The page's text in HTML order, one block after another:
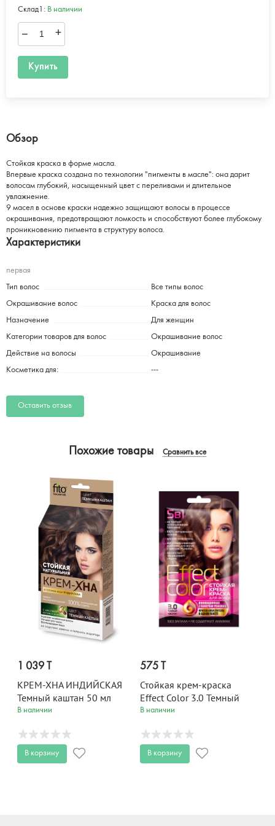
Склад1: В наличии
– +
Купить
Обзор
Стойкая краска в форме масла.
Впервые краска создана по технологии "пигменты в масле": она дарит
волосам глубокий, насыщенный цвет с переливами и длительное
увлажнение.
9 масел в основе краски надежно защищают волосы в процессе
окрашивания, предотвращают ломкость и способствуют более глубокому
проникновению пигмента в структуру волоса.
Характеристики
первая
Тип волос Все типы волос
Окрашивание волос Краска для волос
Назначение Для женщин
Категории товаров для волос Окрашивание волос
Действие на волосы Окрашивание
Косметика для: ---
Оставить отзыв
Похожие товары Сравнить все
1 039 T
КРЕМ-ХНА ИНДИЙСКАЯ
Темный каштан 50 мл
В наличии
В корзину
575 T
Стойкая крем-краска
Effect Color 3.0 Темный
Каштан 50 мл
В наличии
В корзину